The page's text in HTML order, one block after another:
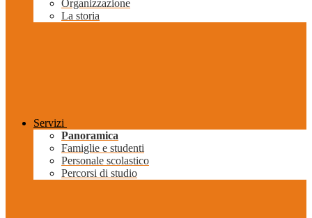
Organizzazione
La storia
Servizi
Panoramica
Famiglie e studenti
Personale scolastico
Percorsi di studio